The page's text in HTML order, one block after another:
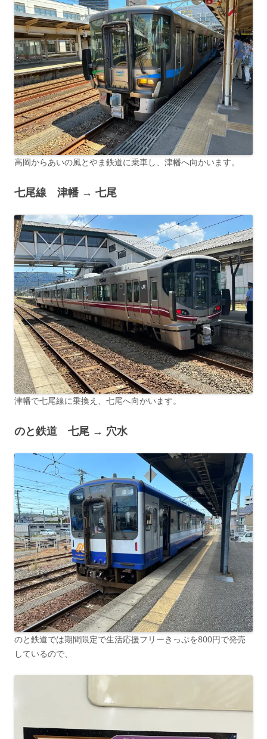
高岡からあいの風とやま鉄道に乗車し、津幡へ向かいます。
七尾線 津幡 → 七尾
津幡で七尾線に乗換え、七尾へ向かいます。
のと鉄道 七尾 → 穴水
のと鉄道では期間限定で生活応援フリーきっぷを800円で発売
しているので、